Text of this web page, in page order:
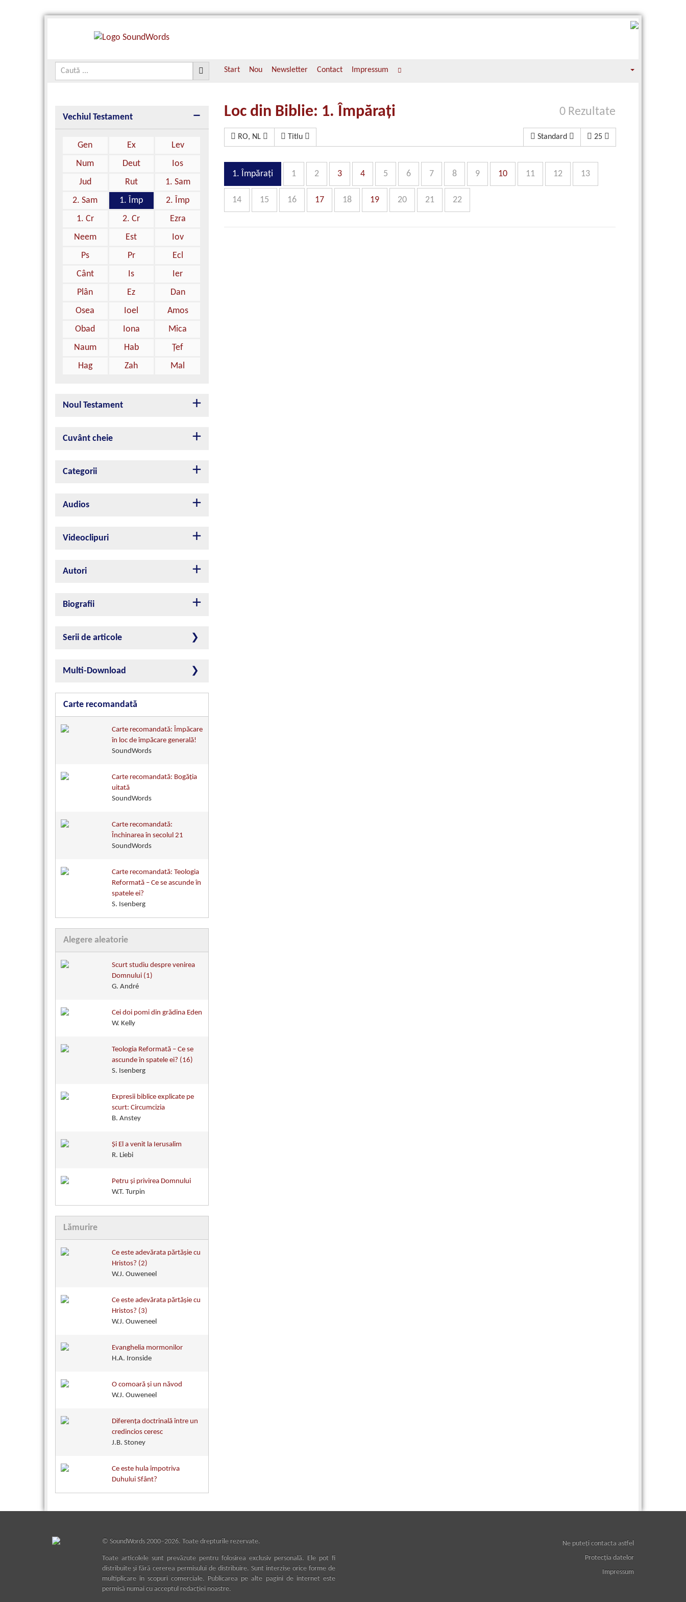
Start Nou Newsletter Contact Impressum
Vechiul Testament
Gen Ex
Lev
Num
Deut
Ios
Jud
Rut
1. Sam
2. Sam
1. Împ
2. Împ
1. Cr
2. Cr
Ezra
Neem
Est
Iov
Ps
Pr
Ecl
Cânt
Is
Ier
Plân
Ez
Dan
Osea
Ioel
Amos
Obad
Iona
Mica
Naum
Hab
Ţef
Hag
Zah Mal
Noul Testament
Cuvânt cheie
Categorii
Audios
Videoclipuri
Autori
Biografii
Serii de articole
Multi-Download
Carte recomandată
Carte recomandată: Împăcare
în loc de împăcare generală!
SoundWords
Carte recomandată: Bogăţia
uitată
SoundWords
Carte recomandată:
Închinarea în secolul 21
SoundWords
Carte recomandată: Teologia
Reformată – Ce se ascunde în
spatele ei?
S. Isenberg
Alegere aleatorie
Scurt studiu despre venirea
Domnului (1)
G. André
Cei doi pomi din grădina Eden
W. Kelly
Teologia Reformată – Ce se
ascunde în spatele ei? (16)
S. Isenberg
Expresii biblice explicate pe
scurt: Circumcizia
B. Anstey
Și El a venit la Ierusalim
R. Liebi
Petru şi privirea Domnului
W.T. Turpin
Lămurire
Ce este adevărata părtăşie cu
Hristos? (2)
W.J. Ouweneel
Ce este adevărata părtăşie cu
Hristos? (3)
W.J. Ouweneel
Evanghelia mormonilor
H.A. Ironside
O comoară şi un năvod
W.J. Ouweneel
Diferenţa doctrinală între un
credincios ceresc
J.B. Stoney
Ce este hula împotriva
Duhului Sfânt?
0 Rezultate
Loc din Biblie: 1. Împăraţi
RO, NL Titlu Standard 25
1. Împăraţi 1 2 3 4 5 6 7 8 9 10 11 12 13
14 15 16 17 18 19 20 21 22
© SoundWords2000–2026. Toate drepturile rezervate.
Toate articolele sunt prevăzute pentru folosirea exclusiv personală. Ele pot fi
distribuite şi fără cererea permisului de distribuire. Sunt interzise orice forme de
multiplicare în scopuri comerciale. Publicarea pe alte pagini de internet este
permisă numai cu acceptul redacţiei noastre.
Ne puteţi contacta astfel
Protecţia datelor
Impressum